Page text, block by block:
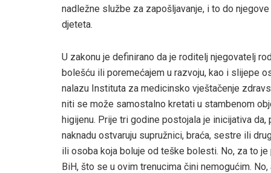
nadležne službe za zapošljavanje, i to do
djeteta.
U zakonu je definirano da je roditelj njegovatelj
bolešću ili poremećajem u razvoju, kao i slijepe
nalazu Instituta za medicinsko vještačenje
niti se može samostalno kretati u stambenom
higijenu. Prije tri godine postojala je inicijativa
naknadu ostvaruju supružnici, braća, sestre ili
ili osoba koja boluje od teške bolesti. No, za to
BiH, što se u ovim trenucima čini nemogućim.